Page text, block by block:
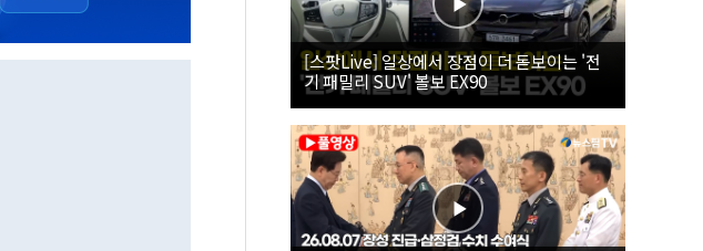
[스팟Live] 일상에서 장점이 더 돋보이는 '전
기 패밀리 SUV' 볼보 EX90